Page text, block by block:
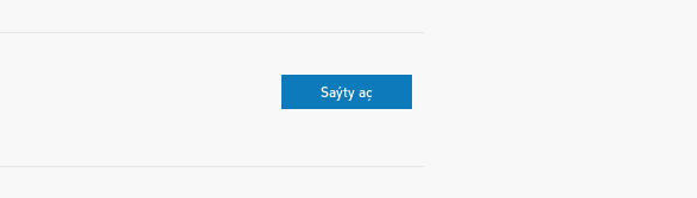
Saýty aç